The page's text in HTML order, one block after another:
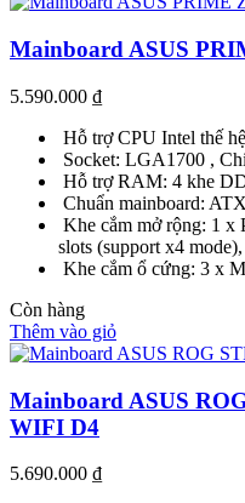
Mainboard ASUS
5.590.000 ₫
Hỗ trợ CPU Intel thế
Socket: LGA1700 ,
Hỗ trợ RAM: 4 khe
Chuẩn mainboard: ATX
Khe cắm mở rộng: 1 x
slots (support x4
Khe cắm ổ cứng: 3 x
Còn hàng
Thêm vào giỏ
Mainboard ASUS
WIFI D4
5.690.000 ₫